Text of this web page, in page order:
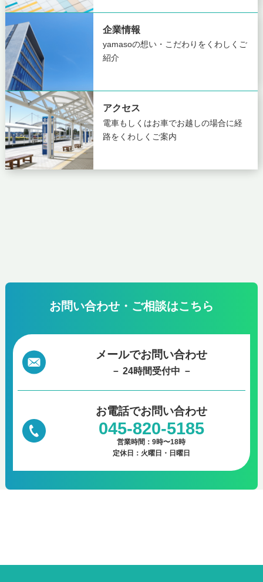
企業情報
yamasoの想い・こだわりを くわしくご
紹介
アクセス
電車もしくはお車でお越しの場合に経
路をくわしくご案内
お問い合わせ・ご相談はこちら
メールでお問い合わせ
－ 24時間受付中 －
お電話でお問い合わせ
045-820-5185
営業時間：9時〜18時
定休日：火曜日・日曜日